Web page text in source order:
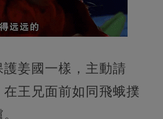
姜國一樣，主動請
王兄面前如同飛蛾撲